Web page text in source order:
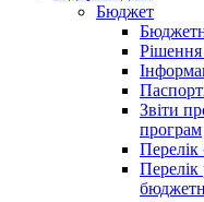
Бюджет
Звіти
програм
Перелік